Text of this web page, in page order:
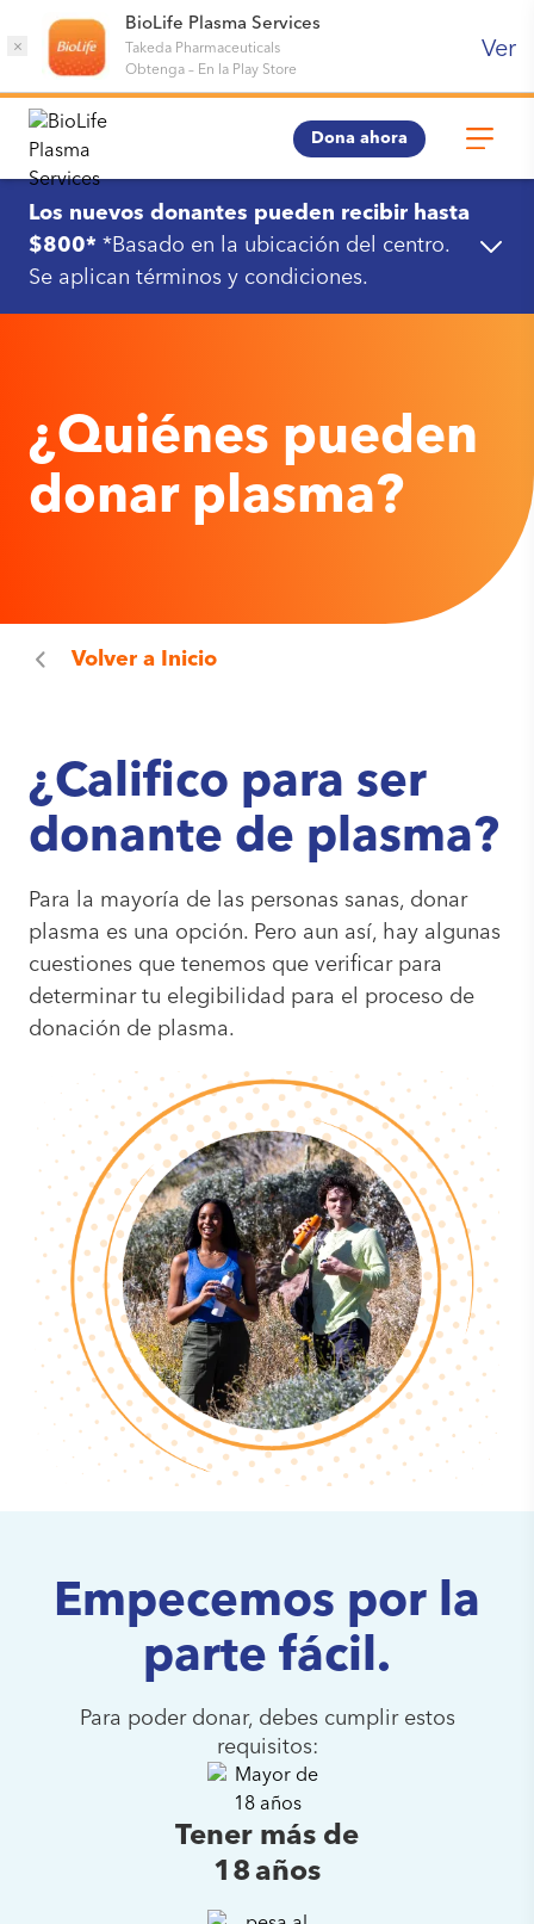
×
BioLife Plasma Services
Takeda Pharmaceuticals
Obtenga– En la Play Store
Ver
Dona ahora
Los nuevos donantes pueden recibir hasta
$800* *Basado en la ubicación del centro.
Se aplican términos y condiciones.
¿Quiénes pueden
donar plasma?
Volver a Inicio
¿Califico para ser
donante de plasma?
Para la mayoría de las personas sanas, donar
plasma es una opción. Pero aun así, hay algunas
cuestiones que tenemos que verificar para
determinar tu elegibilidad para el proceso de
donación de plasma.
Empecemos por la
parte fácil.
Para poder donar, debes cumplir estos
requisitos:
Tener más de
18 años